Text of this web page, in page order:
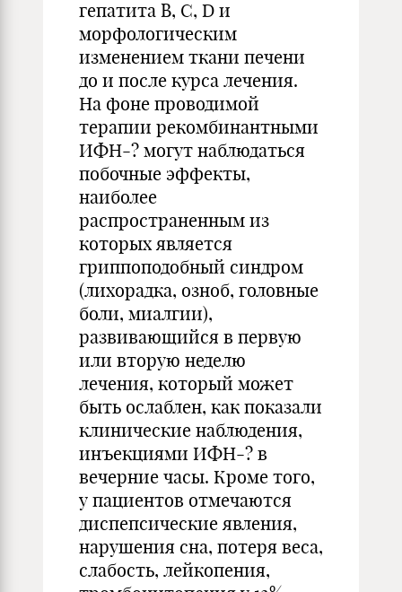
гепатита В, С, D и
морфологическим
изменением ткани печени
до и после курса лечения.
На фоне проводимой
терапии рекомбинантными
ИФН-? могут наблюдаться
побочные эффекты,
наиболее
распространенным из
которых является
гриппоподобный синдром
(лихорадка, озноб, головные
боли, миалгии),
развивающийся в первую
или вторую неделю
лечения, который может
быть ослаблен, как показали
клинические наблюдения,
инъекциями ИФН-? в
вечерние часы. Кроме того,
у пациентов отмечаются
диспепсические явления,
нарушения сна, потеря веса,
слабость, лейкопения,